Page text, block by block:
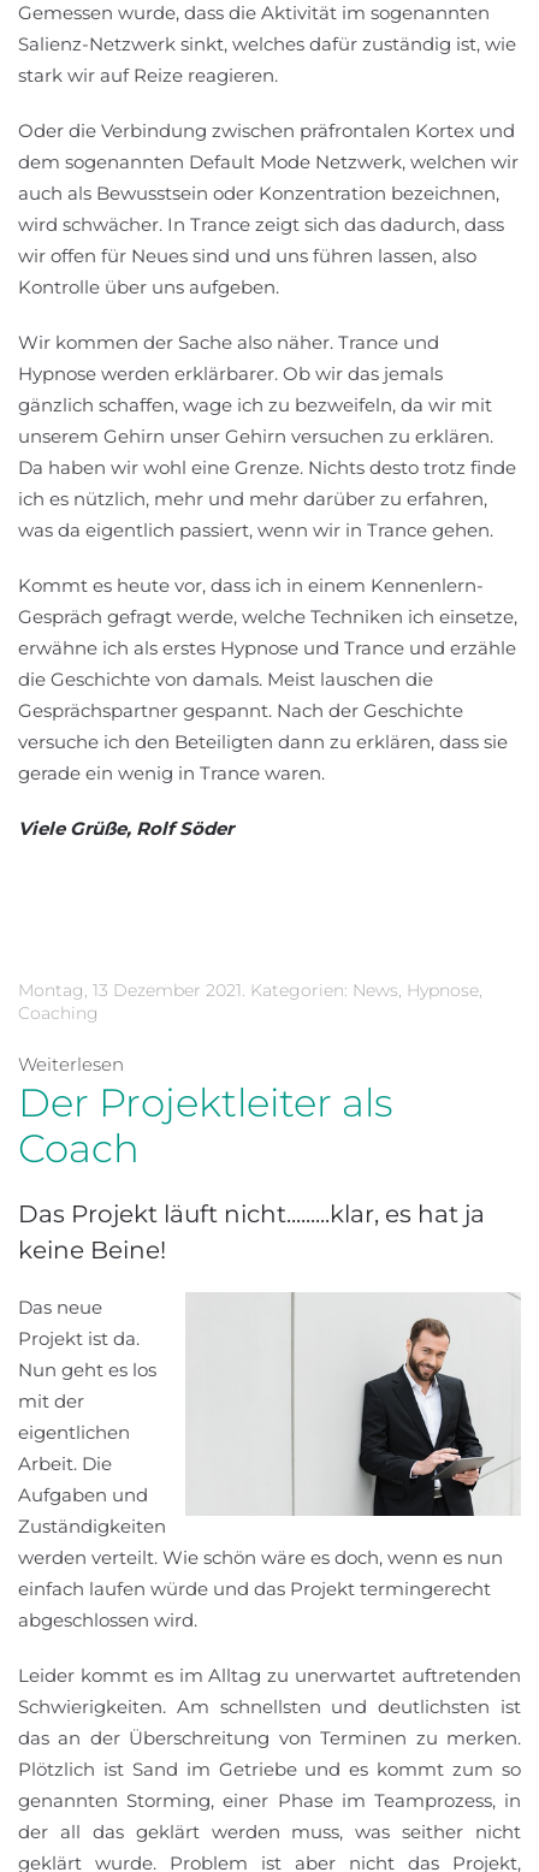
Gemessen wurde, dass die Aktivität im sogenannten
Salienz-Netzwerk sinkt, welches dafür zuständig ist, wie
stark wir auf Reize reagieren.
Oder die Verbindung zwischen präfrontalen Kortex und
dem sogenannten Default Mode Netzwerk, welchen wir
auch als Bewusstsein oder Konzentration bezeichnen,
wird schwächer. In Trance zeigt sich das dadurch, dass
wir offen für Neues sind und uns führen lassen, also
Kontrolle über uns aufgeben.
Wir kommen der Sache also näher. Trance und
Hypnose werden erklärbarer. Ob wir das jemals
gänzlich schaffen, wage ich zu bezweifeln, da wir mit
unserem Gehirn unser Gehirn versuchen zu erklären.
Da haben wir wohl eine Grenze. Nichts desto trotz finde
ich es nützlich, mehr und mehr darüber zu erfahren,
was da eigentlich passiert, wenn wir in Trance gehen.
Kommt es heute vor, dass ich in einem Kennenlern-
Gespräch gefragt werde, welche Techniken ich einsetze,
erwähne ich als erstes Hypnose und Trance und erzähle
die Geschichte von damals. Meist lauschen die
Gesprächspartner gespannt. Nach der Geschichte
versuche ich den Beteiligten dann zu erklären, dass sie
gerade ein wenig in Trance waren.
Viele Grüße, Rolf Söder
Montag, 13 Dezember 2021. Kategorien: News, Hypnose,
Coaching
Weiterlesen
Der Projektleiter als
Coach
Das Projekt läuft nicht.........klar, es hat ja
keine Beine!
Das neue
Projekt ist da.
Nun geht es los
mit der
eigentlichen
Arbeit. Die
Aufgaben und
Zuständigkeiten
werden verteilt. Wie schön wäre es doch, wenn es nun
einfach laufen würde und das Projekt termingerecht
abgeschlossen wird.
Leider kommt es im Alltag zu unerwartet auftretenden
Schwierigkeiten. Am schnellsten und deutlichsten ist
das an der Überschreitung von Terminen zu merken.
Plötzlich ist Sand im Getriebe und es kommt zum so
genannten Storming, einer Phase im Teamprozess, in
der all das geklärt werden muss, was seither nicht
geklärt wurde. Problem ist aber nicht das Projekt,